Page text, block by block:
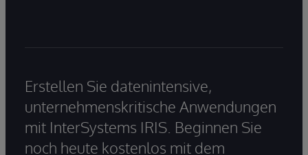
Erstellen Sie datenintensive,
unternehmenskritische Anwendungen
mit InterSystems IRIS. Beginnen Sie
noch heute kostenlos mit dem